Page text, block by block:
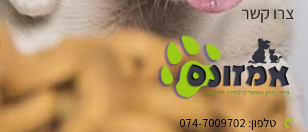
צרו קשר
טלפון: 074-7009702